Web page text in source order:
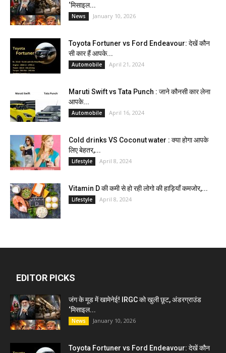
‘मिसाइल...
News January 10, 2026
Toyota Fortuner vs Ford Endeavour: देखें कौन
सी कार हैं आपके...
Automobile April 21, 2024
Maruti Swift vs Tata Punch : जाने कौनसी कार लेना
आपके...
Automobile April 16, 2024
Cold drinks VS Coconut water : क्या होगा आपके
लिए बेहतर,...
Lifestyle April 8, 2024
Vitamin D की कमी से हो रही लोगो की हाड़ियाँ कमजोर,...
Lifestyle April 8, 2024
EDITOR PICKS
जंग के मूड में खामेनेई! IRGC को खुली छूट, अंडरग्राउंड
‘मिसाइल...
News January 10, 2026
Toyota Fortuner vs Ford Endeavour: देखें कौन